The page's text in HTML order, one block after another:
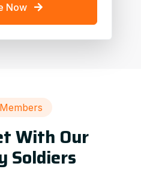
Now
With Our
Soldiers